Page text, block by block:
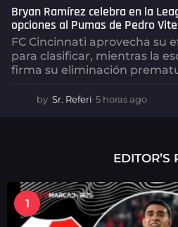
Bryan Ramírez celebra en la
opciones al Pumas de Pedro Vite
FC Cincinnati aprovecha su
para clasificar, mientras la
firma su eliminación
by Sr. Referi 5 horas ago
a
s
a
g
o
EDITOR’S
1